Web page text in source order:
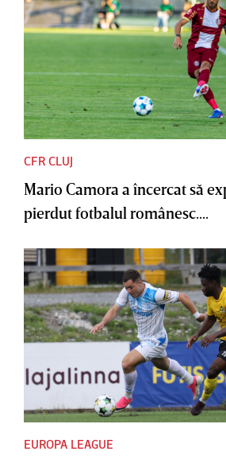
CFR CLUJ
Mario Camora a încercat să
pierdut fotbalul românesc....
EUROPA LEAGUE